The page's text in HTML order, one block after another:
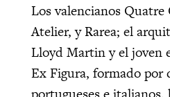
Los valencianos Quatre
Atelier, y Rarea; el
Lloyd Martin y el joven
Ex Figura, formado por